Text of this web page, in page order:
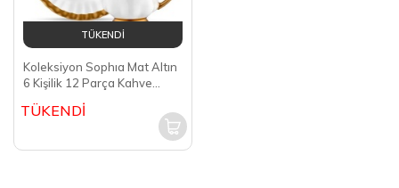
TÜKENDİ
Koleksiyon Sophıa Mat Altın
6 Kişilik 12 Parça Kahve
TÜKENDİ